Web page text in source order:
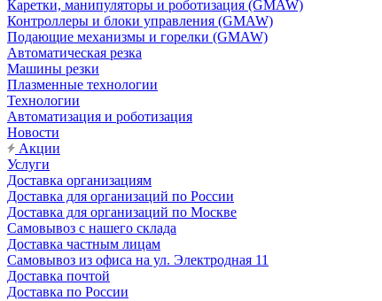
Каретки, манипуляторы и роботизация (GMAW)
Контроллеры и блоки управления (GMAW)
Подающие механизмы и горелки (GMAW)
Автоматическая резка
Машины резки
Плазменные технологии
Технологии
Автоматизация и роботизация
Новости
Акции
Услуги
Доставка организациям
Доставка для организаций по России
Доставка для организаций по Москве
Самовывоз с нашего склада
Доставка частным лицам
Самовывоз из офиса на ул. Электродная 11
Доставка почтой
Доставка по России